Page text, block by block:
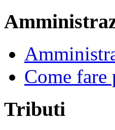
Come fare
Tributi